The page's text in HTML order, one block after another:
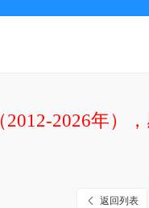
2026年）
返回列表